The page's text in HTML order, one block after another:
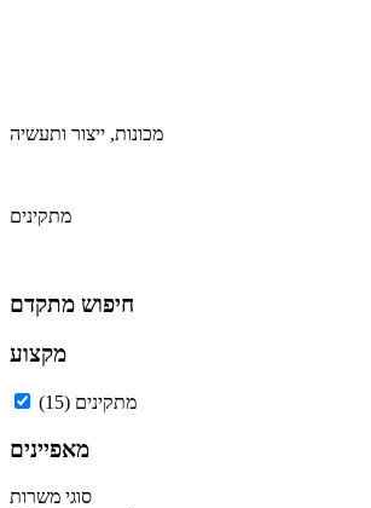
מכונות, ייצור ותעשיה
מתקינים
חיפוש מתקדם
מקצוע
מתקינים (15)
מאפיינים
סוגי משרות